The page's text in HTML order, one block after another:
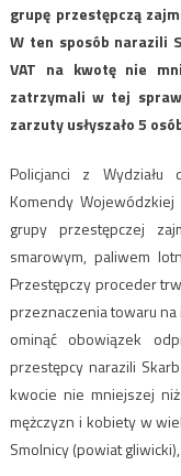
grupę przestępczą
W ten sposób narazili
VAT na kwotę nie
zatrzymali w tej
zarzuty usłyszało 5
Policjanci z Wydziału
Komendy
grupy przestępczej
smarowym, paliwem
Przestępczy proceder
przeznaczenia towaru na
ominąć obowiązek
przestępcy narazili
kwocie nie mniejszej
mężczyzn i kobiety w
Smolnicy (powiat